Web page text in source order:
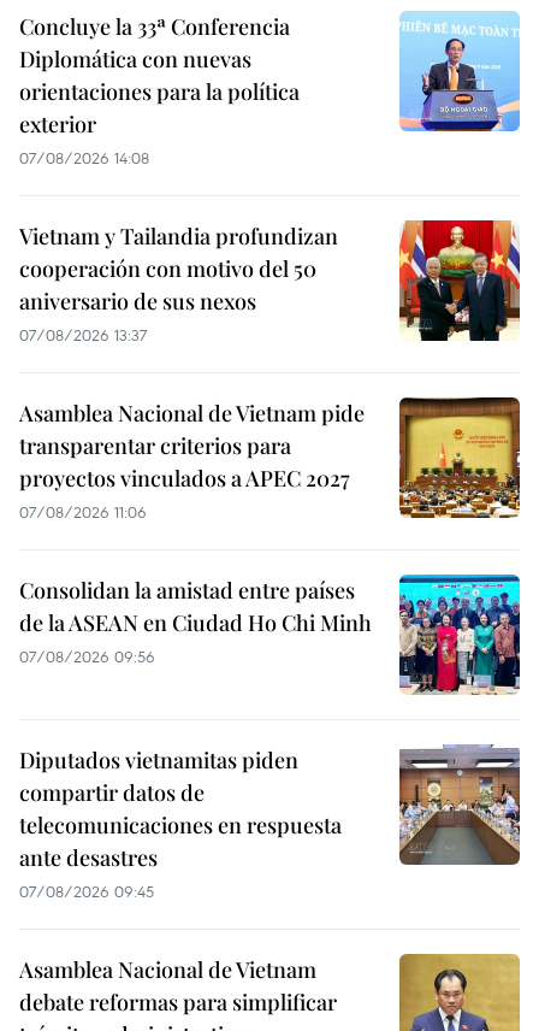
Concluye la 33ª Conferencia
Diplomática con nuevas
orientaciones para la política
exterior
07/08/2026 14:08
Vietnam y Tailandia profundizan
cooperación con motivo del 50
aniversario de sus nexos
07/08/2026 13:37
Asamblea Nacional de Vietnam pide
transparentar criterios para
proyectos vinculados a APEC 2027
07/08/2026 11:06
Consolidan la amistad entre países
de la ASEAN en Ciudad Ho Chi Minh
07/08/2026 09:56
Diputados vietnamitas piden
compartir datos de
telecomunicaciones en respuesta
ante desastres
07/08/2026 09:45
Asamblea Nacional de Vietnam
debate reformas para simplificar